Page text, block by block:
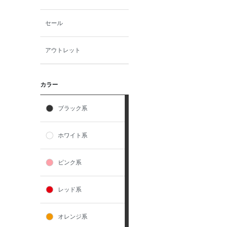
セール
アウトレット
カラー
ブラック系
ホワイト系
ピンク系
レッド系
オレンジ系